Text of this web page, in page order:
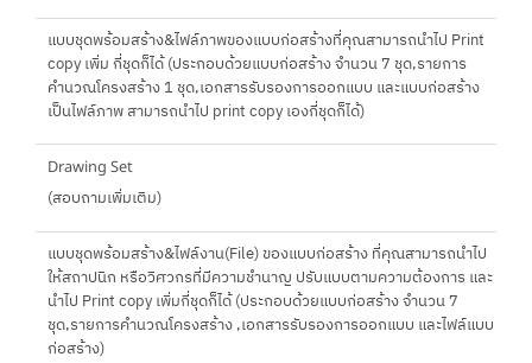
แบบชุดพร้อมสร้าง&ไฟล์ภาพของแบบก่อสร้างที่คุณสามารถนำไป Print
copy เพิ่ม กี่ชุดก็ได้ (ประกอบด้วยแบบก่อสร้าง จำนวน 7 ชุด,รายการ
คำนวณโครงสร้าง 1 ชุด,เอกสารรับรองการออกแบบ และแบบก่อสร้าง
เป็นไฟล์ภาพ สามารถนำไป print copy เองกี่ชุดก็ได้)
Drawing Set
(สอบถามเพิ่มเติม)
แบบชุดพร้อมสร้าง&ไฟล์งาน(File) ของแบบก่อสร้าง ที่คุณสามารถนำไป
ให้สถาปนิก หรือวิศวกรที่มีความชำนาญ ปรับแบบตามความต้องการ และ
นำไป Print copy เพิ่มกี่ชุดก็ได้ (ประกอบด้วยแบบก่อสร้าง จำนวน 7
ชุด,รายการคำนวณโครงสร้าง ,เอกสารรับรองการออกแบบ และไฟล์แบบ
ก่อสร้าง)